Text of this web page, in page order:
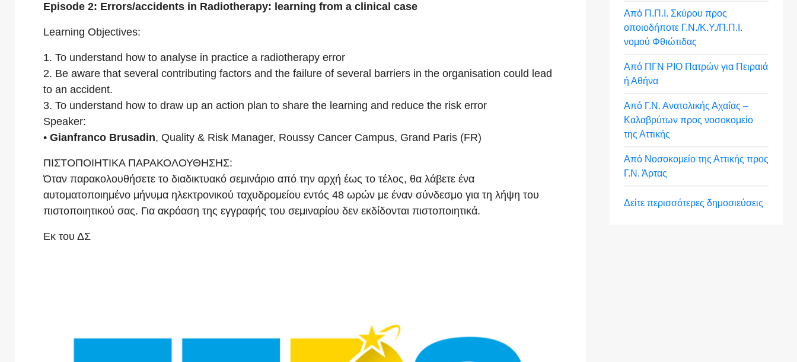
Episode 2: Errors/accidents in Radiotherapy: learning from a clinical case
Learning Objectives:
1. To understand how to analyse in practice a radiotherapy error
2. Be aware that several contributing factors and the failure of several barriers in the organisation could lead
to an accident.
3. To understand how to draw up an action plan to share the learning and reduce the risk error
Speaker:
• Gianfranco Brusadin, Quality & Risk Manager, Roussy Cancer Campus, Grand Paris (FR)
ΠΙΣΤΟΠΟΙΗΤΙΚΑ ΠΑΡΑΚΟΛΟΥΘΗΣΗΣ:
Όταν παρακολουθήσετε το διαδικτυακό σεμινάριο από την αρχή έως το τέλος, θα λάβετε ένα
αυτοματοποιημένο μήνυμα ηλεκτρονικού ταχυδρομείου εντός 48 ωρών με έναν σύνδεσμο για τη λήψη του
πιστοποιητικού σας. Για ακρόαση της εγγραφής του σεμιναρίου δεν εκδίδονται πιστοποιητικά.
Εκ του ΔΣ
Από Π.Π.Ι. Σκύρου προς
οποιοδήποτε Γ.Ν./Κ.Υ./Π.Π.Ι.
νομού Φθιώτιδας
Από ΠΓΝ ΡΙΟ Πατρών για Πειραιά
ή Αθήνα
Από Γ.Ν. Ανατολικής Αχαΐας –
Καλαβρύτων προς νοσοκομείο
της Αττικής
Από Νοσοκομείο της Αττικής προς
Γ.Ν. Άρτας
Δείτε περισσότερες δημοσιεύσεις